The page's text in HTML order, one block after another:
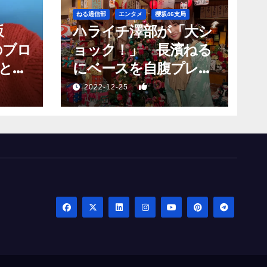
ロ
願
ねる通信部 エンタメ 櫻坂46支局
ハライチ澤部が「大シ
ョック！」 長濱ねる
にベースを自腹プレゼ
ントするも…
2022-12-25 1